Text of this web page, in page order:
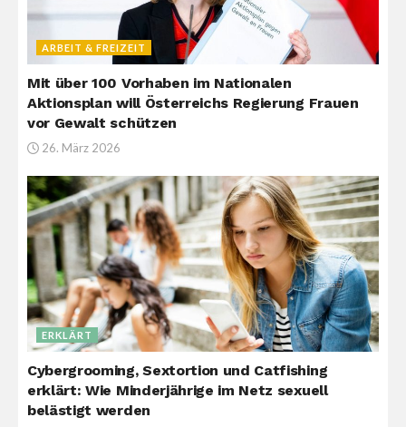
ARBEIT & FREIZEIT
Mit über 100 Vorhaben im Nationalen
Aktionsplan will Österreichs Regierung Frauen
vor Gewalt schützen
26. März 2026
ERKLÄRT
Cybergrooming, Sextortion und Catfishing
erklärt: Wie Minderjährige im Netz sexuell
belästigt werden